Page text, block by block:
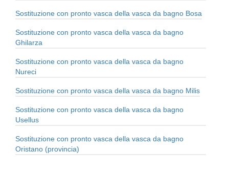
Sostituzione con pronto vasca della vasca da bagno Bosa
Sostituzione con pronto vasca della vasca da bagno
Ghilarza
Sostituzione con pronto vasca della vasca da bagno
Nureci
Sostituzione con pronto vasca della vasca da bagno Milis
Sostituzione con pronto vasca della vasca da bagno
Usellus
Sostituzione con pronto vasca della vasca da bagno
Oristano (provincia)